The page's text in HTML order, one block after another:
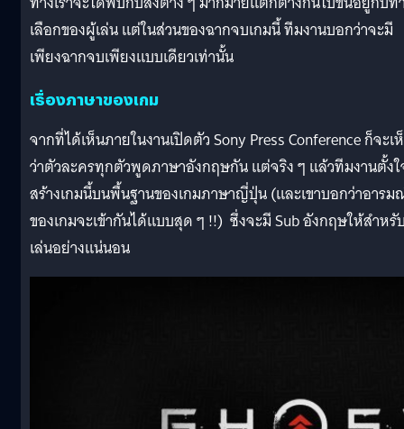
เลือกของผู้เล่น แต่ในส่วนของฉากจบเกมนี้ ทีมงานบอกว่าจะมี
เพียงฉากจบเพียงแบบเดียวเท่านั้น
เรื่องภาษาของเกม
จากที่ได้เห็นภายในงานเปิดตัว Sony Press Conference ก็จะเ
ว่าตัวละครทุกตัวพูดภาษาอังกฤษกัน แต่จริง ๆ แล้วทีมงานตั้ง
สร้างเกมนี้บนพื้นฐานของเกมภาษาญี่ปุ่น (และเขาบอกว่าอาร
ของเกมจะเข้ากันได้แบบสุด ๆ !!) ซึ่งจะมี Sub อังกฤษให้สำหรั
เล่นอย่างแน่นอน